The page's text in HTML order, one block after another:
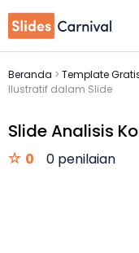
Beranda > Template
Ilustratif dalam Slide
Slide Analisis
0 0 penilaian